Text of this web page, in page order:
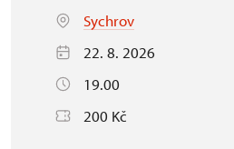
Sychrov
22. 8. 2026
19.00
200 Kč